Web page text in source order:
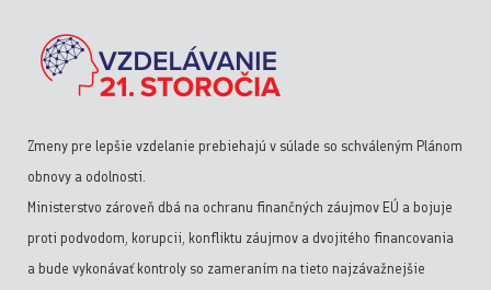
Zmeny pre lepšie vzdelanie prebiehajú v súlade so schváleným Plánom
obnovy a odolnosti.
Ministerstvo zároveň dbá na ochranu finančných záujmov EÚ a bojuje
proti podvodom, korupcii, konfliktu záujmov a dvojitého financovania
a bude vykonávať kontroly so zameraním na tieto najzávažnejšie